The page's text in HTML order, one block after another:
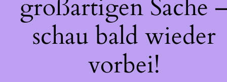
großartigen Sache
schau bald wieder
vorbei!